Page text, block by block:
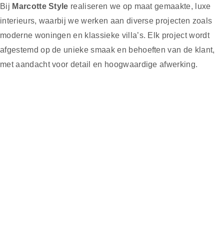
Bij Marcotte Style realiseren we op maat gemaakte, luxe
interieurs, waarbij we werken aan diverse projecten zoals
moderne woningen en klassieke villa’s. Elk project wordt
afgestemd op de unieke smaak en behoeften van de klant,
met aandacht voor detail en hoogwaardige afwerking.